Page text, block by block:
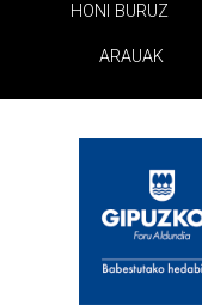
HONI BURUZ
ARAUAK